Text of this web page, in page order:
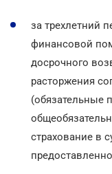
за трехлетний
финансовой
досрочного
расторжения
(обязательные
страхование в